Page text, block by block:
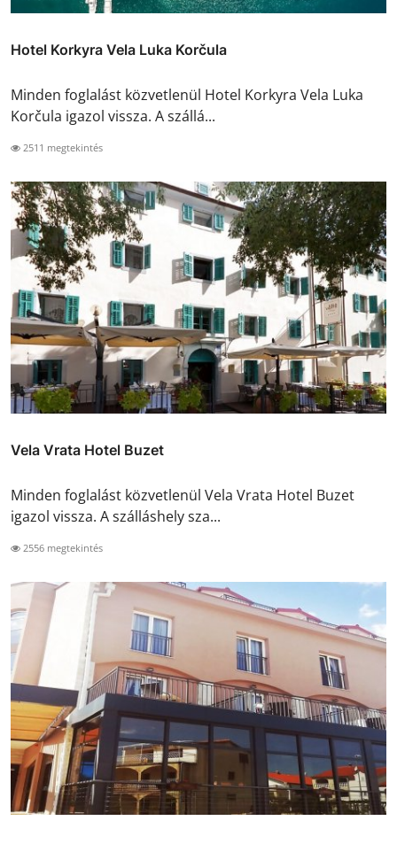
Hotel Korkyra Vela Luka Korčula
Minden foglalást közvetlenül Hotel Korkyra Vela Luka
Korčula igazol vissza. A szállá...
2511 megtekintés
Vela Vrata Hotel Buzet
Minden foglalást közvetlenül Vela Vrata Hotel Buzet
igazol vissza. A szálláshely sza...
2556 megtekintés